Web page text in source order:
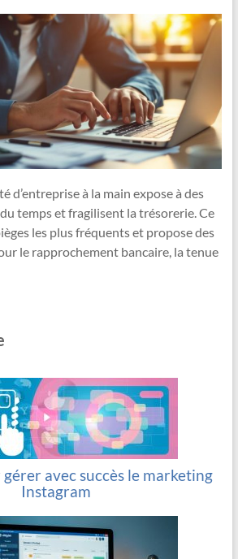
d’entreprise à la main expose à des
temps et fragilisent la trésorerie. Ce
les plus fréquents et propose des
le rapprochement bancaire, la tenue
avec succès le marketing
Instagram